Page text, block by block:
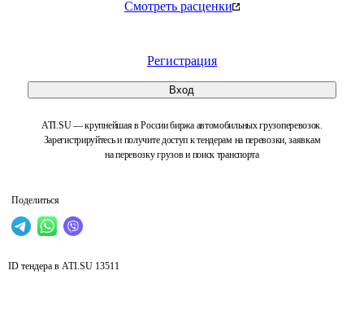
Смотреть расценки
Регистрация
Вход
ATI.SU — крупнейшая в России биржа автомобильных грузоперевозок.
Зарегистрируйтесь и получите доступ к тендерам на перевозки, заявкам
на перевозку грузов и поиск транспорта
Поделиться
ID тендера в ATI.SU 13511